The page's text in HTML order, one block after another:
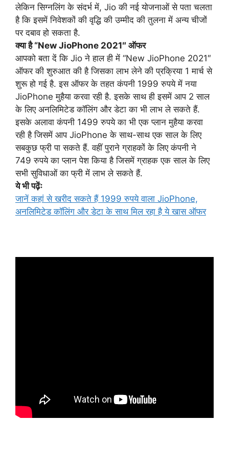
लेकिन सिग्नलिंग के संदर्भ में, Jio की नई योजनाओं से पता चलता
है कि इसमें निवेशकों की वृद्धि की उम्मीद की तुलना में अन्य चीजों
पर दबाव हो सकता है.
क्या है “New JioPhone 2021″ ऑफर
आपको बता दें कि Jio ने हाल ही में “New JioPhone 2021″
ऑफर की शुरुआत की है जिसका लाभ लेने की प्रक्रिया 1 मार्च से
शुरू हो गई है. इस ऑफर के तहत कंपनी 1999 रुपये में नया
JioPhone मुहैया करवा रही है. इसके साथ ही इसमें आप 2 साल
के लिए अनलिमिटेड कॉलिंग और डेटा का भी लाभ ले सकते हैं.
इसके अलावा कंपनी 1499 रुपये का भी एक प्लान मुहैया करवा
रही है जिसमें आप JioPhone के साथ-साथ एक साल के लिए
सबकुछ फ्री पा सकते हैं. वहीं पुराने ग्राहकों के लिए कंपनी ने
749 रुपये का प्लान पेश किया है जिसमें ग्राहक एक साल के लिए
सभी सुविधाओं का फ्री में लाभ ले सकते हैं.
ये भी पढ़ेंः
जानें कहां से खरीद सकते हैं 1999 रुपये वाला JioPhone,
अनलिमिटेड कॉलिंग और डेटा के साथ मिल रहा है ये खास ऑफर